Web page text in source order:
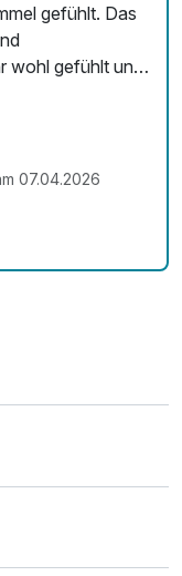
gefühlt. Das
wohl gefühlt und
07.04.2026